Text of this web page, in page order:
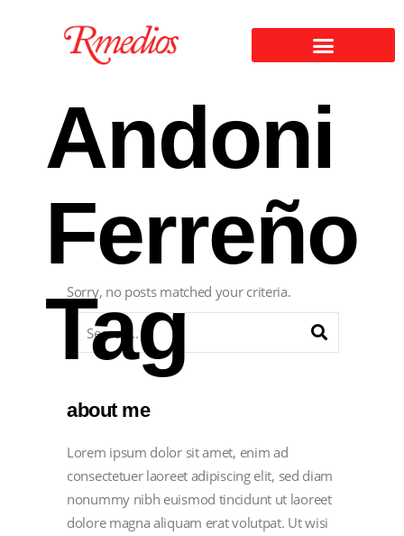
Andoni
Ferreño
Tag
Sorry, no posts matched your criteria.
about me
Lorem ipsum dolor sit amet, enim ad
consectetuer laoreet adipiscing elit, sed diam
nonummy nibh euismod tincidunt ut laoreet
dolore magna aliquam erat volutpat. Ut wisi